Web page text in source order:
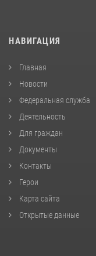
НАВИГАЦИЯ
Главная
Новости
Федеральная служба
Деятельность
Для граждан
Документы
Контакты
Герои
Карта сайта
Открытые данные